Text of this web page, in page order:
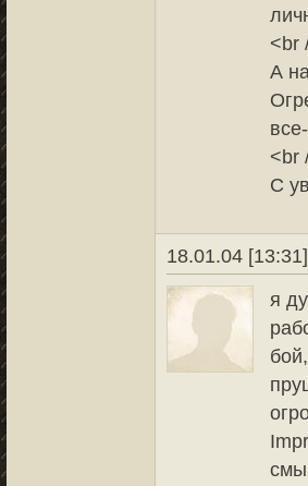
<br
А
<br
С
18.01.04 [13:31]
я